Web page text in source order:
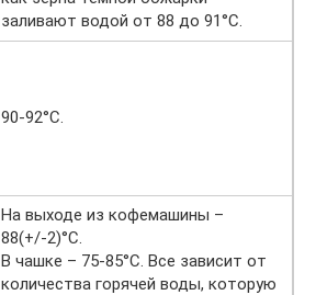
заливают водой от 88 до 91°С.
90-92°С.
На выходе из кофемашины –
88(+/-2)°С.
В чашке – 75-85°С. Все зависит от
количества горячей воды, которую